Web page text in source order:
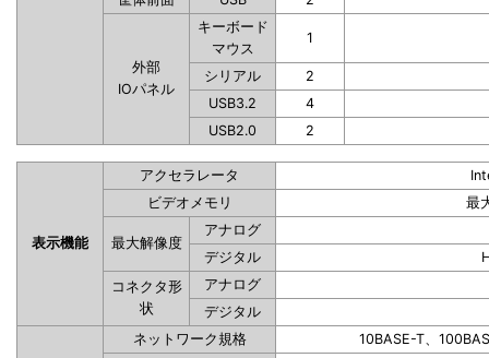
外部
IOパネル
キーボード
マウス
1
シリアル
2
USB3.2
4
USB2.0
2
表示機能
アクセラレータ
ビデオメモリ
最
最大解像度
アナログ
デジタル
コネクタ形
状
アナログ
デジタル
ネットワーク規格 10BASE-T、